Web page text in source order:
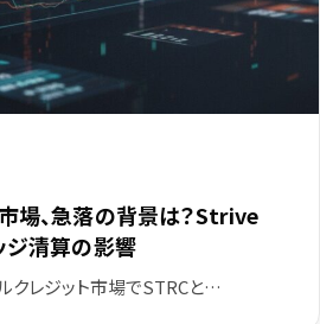
場、急落の背景は？Strive
ジ清算の影響
クレジット市場でSTRCと…